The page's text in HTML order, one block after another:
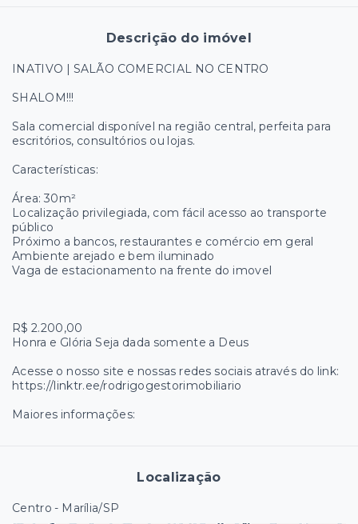
Descrição do imóvel
INATIVO | SALÃO COMERCIAL NO CENTRO
SHALOM!!!
Sala comercial disponível na região central, perfeita para
escritórios, consultórios ou lojas.
Características:
Área: 30m²
Localização privilegiada, com fácil acesso ao transporte
público
Próximo a bancos, restaurantes e comércio em geral
Ambiente arejado e bem iluminado
Vaga de estacionamento na frente do imovel
R$ 2.200,00
Honra e Glória Seja dada somente a Deus
Acesse o nosso site e nossas redes sociais através do link:
https://linktr.ee/rodrigogestorimobiliario
Maiores informações:
Localização
Centro - Marília/SP